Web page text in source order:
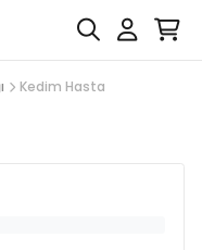
Kedim Hasta